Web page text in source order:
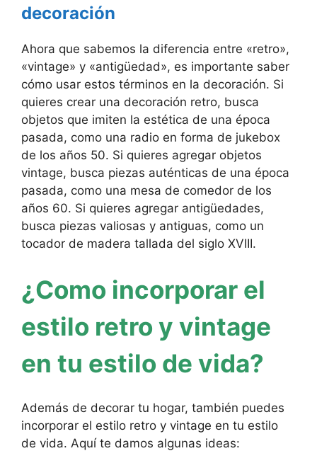
decoración
Ahora que sabemos la diferencia entre «retro»,
«vintage» y «antigüedad», es importante saber
cómo usar estos términos en la decoración. Si
quieres crear una decoración retro, busca
objetos que imiten la estética de una época
pasada, como una radio en forma de jukebox
de los años 50. Si quieres agregar objetos
vintage, busca piezas auténticas de una época
pasada, como una mesa de comedor de los
años 60. Si quieres agregar antigüedades,
busca piezas valiosas y antiguas, como un
tocador de madera tallada del siglo XVIII.
¿Como incorporar el
estilo retro y vintage
en tu estilo de vida?
Además de decorar tu hogar, también puedes
incorporar el estilo retro y vintage en tu estilo
de vida. Aquí te damos algunas ideas: